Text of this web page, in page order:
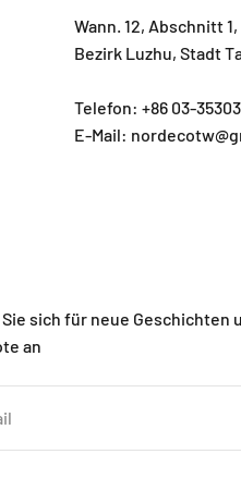
Wann. 12, Abschnitt
Bezirk Luzhu, Stadt
Telefon: +86 03-
E-Mail:
Sie sich für neue Geschichten
an